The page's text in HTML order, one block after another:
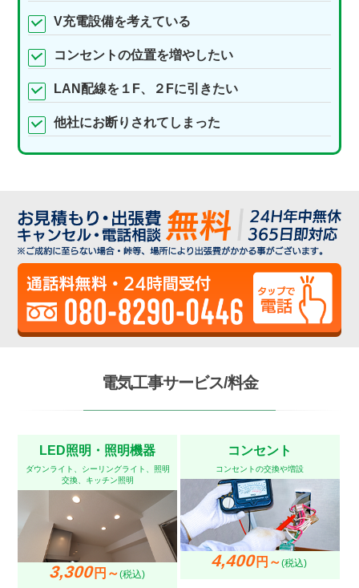
V充電設備を考えている
コンセントの位置を増やしたい
LAN配線を１F、２Fに引きたい
他社にお断りされてしまった
電気工事サービス/料金
LED照明・照明機器
ダウンライト、シーリングライト、照明
交換、キッチン照明
3,300円～(税込)
コンセント
コンセントの交換や増設
4,400円～(税込)